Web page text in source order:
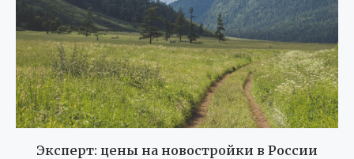
Эксперт: цены на новостройки в России